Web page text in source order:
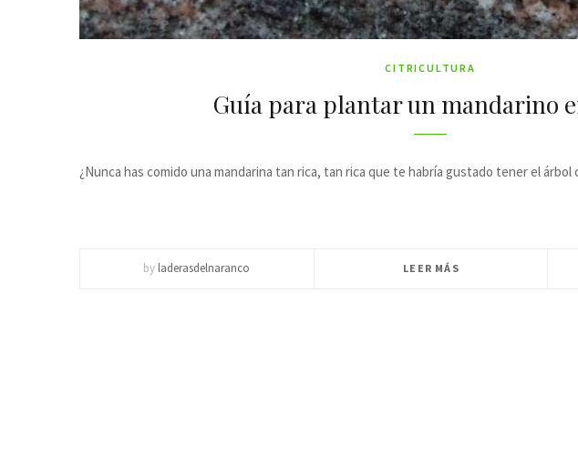
CITRICULTURA
Guía para plantar un mandarino
¿Nunca has comido una mandarina tan rica, tan rica que te habría gustado tener el árbol
by laderasdelnaranco LEER MÁS